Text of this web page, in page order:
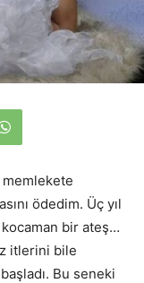
memlekete
ödedim. Üç yıl
bir ateş…
itlerini bile
Bu seneki